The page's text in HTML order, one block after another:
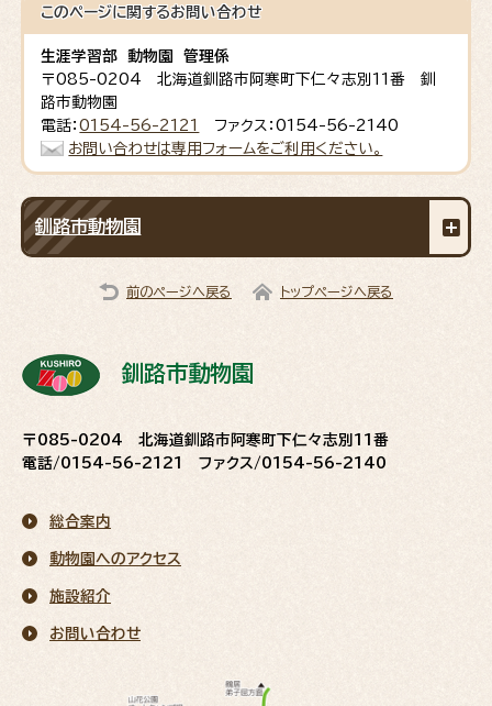
このページに関するお問い合わせ
生涯学習部 動物園 管理係
〒085-0204 北海道釧路市阿寒町下仁々志別11番 釧
路市動物園
電話：0154-56-2121
ファクス：0154-56-2140
お問い合わせは専用フォームをご利用ください。
釧路市動物園
前のページへ戻る トップページへ戻る
釧路市動物園
〒085-0204 北海道釧路市阿寒町下仁々志別11番
電話/0154-56-2121 ファクス/0154-56-2140
総合案内
動物園へのアクセス
施設紹介
お問い合わせ